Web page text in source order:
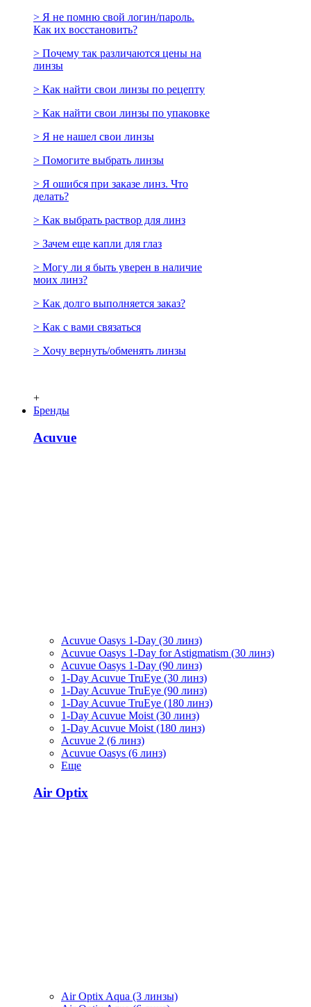
> Я не помню свой логин/пароль.
Как их восстановить?
> Почему так различаются цены на
линзы
> Как найти свои линзы по рецепту
> Как найти свои линзы по упаковке
> Я не нашел свои линзы
> Помогите выбрать линзы
> Я ошибся при заказе линз. Что
делать?
> Как выбрать раствор для линз
> Зачем еще капли для глаз
> Могу ли я быть уверен в наличие
моих линз?
> Как долго выполняется заказ?
> Как с вами связаться
> Хочу вернуть/обменять линзы
+
Бренды
Acuvue
Acuvue Oasys 1-Day (30 линз)
Acuvue Oasys 1-Day for Astigmatism (30 линз)
Acuvue Oasys 1-Day (90 линз)
1-Day Acuvue TruEye (30 линз)
1-Day Acuvue TruEye (90 линз)
1-Day Acuvue TruEye (180 линз)
1-Day Acuvue Moist (30 линз)
1-Day Acuvue Moist (180 линз)
Acuvue 2 (6 линз)
Acuvue Oasys (6 линз)
Еще
Air Optix
Air Optix Aqua (3 линзы)